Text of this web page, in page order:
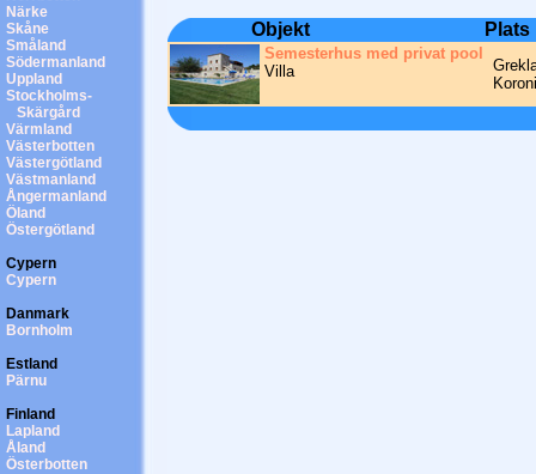
Närke
Skåne
Småland
Södermanland
Uppland
Stockholms-
Skärgård
Värmland
Västerbotten
Västergötland
Västmanland
Ångermanland
Öland
Östergötland
Cypern
Cypern
Danmark
Bornholm
Estland
Pärnu
Finland
Lapland
Åland
Österbotten
Objekt Plats
Semesterhus med privat pool
Villa